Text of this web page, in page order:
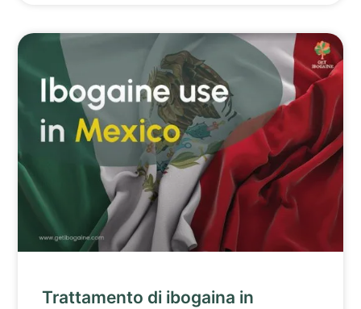
Trattamento di ibogaina in